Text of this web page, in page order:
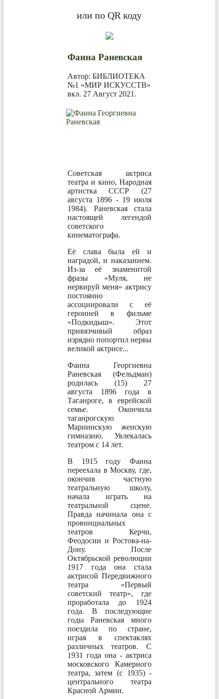
или по QR коду
Фаина Раневская
Автор: БИБЛИОТЕКА
№1 «МИР ИСКУССТВ»
вкл. 27 Август 2021 .
Советская актриса
театра и кино, Народная
артистка СССР (27
августа 1896 - 19 июля
1984). Раневская стала
настоящей легендой
советского
кинематографа.
Её слава была ей и
наградой, и наказанием.
Из-за её знаменитой
фразы «Муля, не
нервируй меня» актрису
постоянно
ассоциировали с её
героиней в фильме
«Подкидыш». Этот
привязчивый образ
изрядно попортил нервы
великой актрисе...
Фаина Георгиевна
Раневская (Фельдман)
родилась (15) 27
августа 1896 года в
Таганроге, в еврейской
семье. Окончила
таганрогскую
Мариинскую женскую
гимназию. Увлекалась
театром с 14 лет.
В 1915 году Фаина
переехала в Москву, где,
окончив частную
театральную школу,
начала играть на
театральной сцене.
Правда начинала она с
провинциальных
театров Керчи,
Феодосии и Ростова-на-
Дону. После
Октябрьской революции
1917 года она стала
актрисой Передвижного
театра «Первый
советский театр», где
проработала до 1924
года. В последующие
годы Раневская много
поездила по стране,
играя в спектаклях
различных театров. С
1931 года она - актриса
московского Камерного
театра, затем (с 1935) -
центрального театра
Красной Армии.